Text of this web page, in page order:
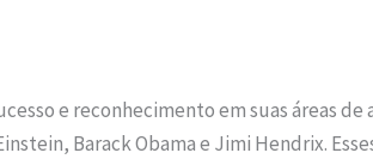
e reconhecimento em suas áreas de
Barack Obama e Jimi Hendrix.